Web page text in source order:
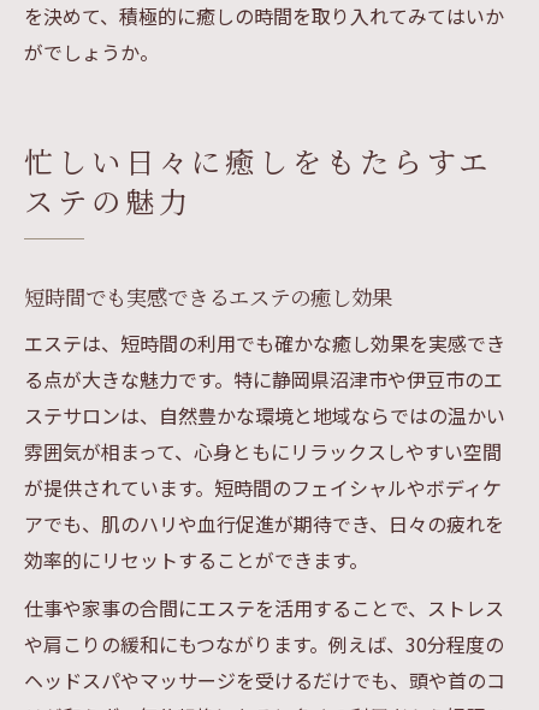
を決めて、積極的に癒しの時間を取り入れてみてはいか
がでしょうか。
忙しい日々に癒しをもたらすエ
ステの魅力
短時間でも実感できるエステの癒し効果
エステは、短時間の利用でも確かな癒し効果を実感でき
る点が大きな魅力です。特に静岡県沼津市や伊豆市のエ
ステサロンは、自然豊かな環境と地域ならではの温かい
雰囲気が相まって、心身ともにリラックスしやすい空間
が提供されています。短時間のフェイシャルやボディケ
アでも、肌のハリや血行促進が期待でき、日々の疲れを
効率的にリセットすることができます。
仕事や家事の合間にエステを活用することで、ストレス
や肩こりの緩和にもつながります。例えば、30分程度の
ヘッドスパやマッサージを受けるだけでも、頭や首のコ